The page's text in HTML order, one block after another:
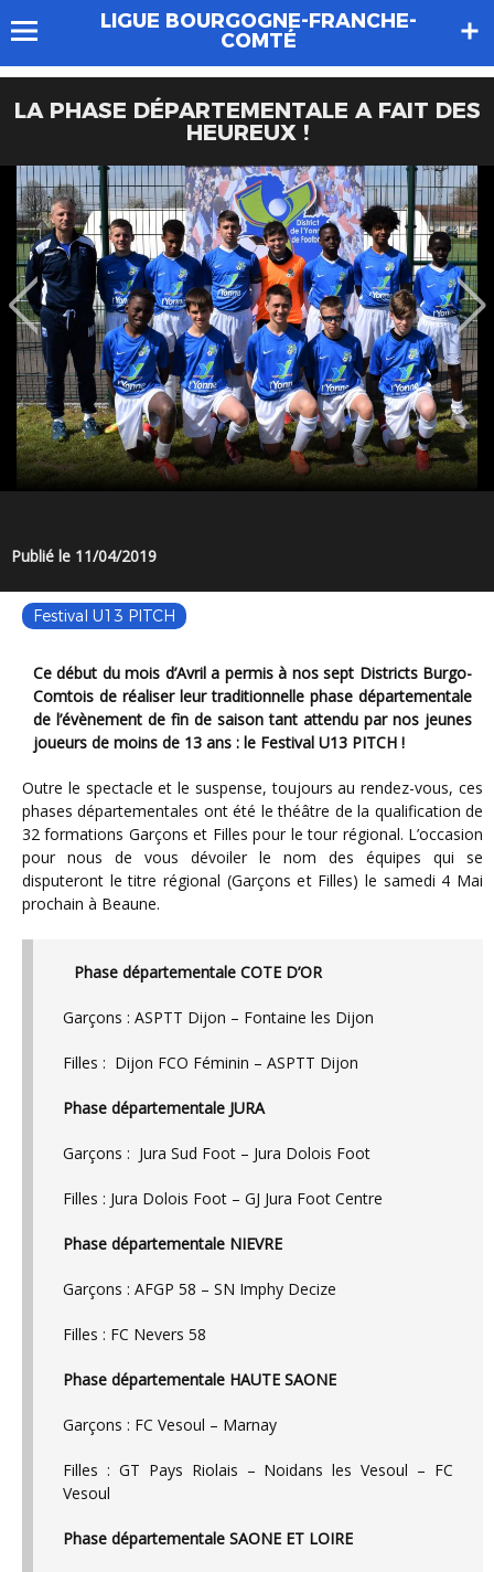
LIGUE BOURGOGNE-FRANCHE-
COMTÉ
LA PHASE DÉPARTEMENTALE A FAIT DES
HEUREUX !
Publié le 11/04/2019
Festival U13 PITCH
Ce début du mois d’Avril a permis à nos sept Districts Burgo-
Comtois de réaliser leur traditionnelle phase départementale
de l’évènement de fin de saison tant attendu par nos jeunes
joueurs de moins de 13 ans : le Festival U13 PITCH !
Outre le spectacle et le suspense, toujours au rendez-vous, ces
phases départementales ont été le théâtre de la qualification de
32 formations Garçons et Filles pour le tour régional. L’occasion
pour nous de vous dévoiler le nom des équipes qui se
disputeront le titre régional (Garçons et Filles) le samedi 4 Mai
prochain à Beaune.
Phase départementale COTE D’OR
Garçons : ASPTT Dijon – Fontaine les Dijon
Filles : Dijon FCO Féminin – ASPTT Dijon
Phase départementale JURA
Garçons : Jura Sud Foot – Jura Dolois Foot
Filles : Jura Dolois Foot – GJ Jura Foot Centre
Phase départementale NIEVRE
Garçons : AFGP 58 – SN Imphy Decize
Filles : FC Nevers 58
Phase départementale HAUTE SAONE
Garçons : FC Vesoul – Marnay
Filles : GT Pays Riolais – Noidans les Vesoul – FC
Vesoul
Phase départementale SAONE ET LOIRE